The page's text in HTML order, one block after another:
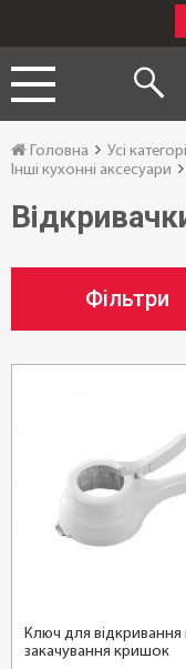
Головна Усі
Інші кухонні аксесуари
Фільтри
Ключ для відкривання і
закачування кришок